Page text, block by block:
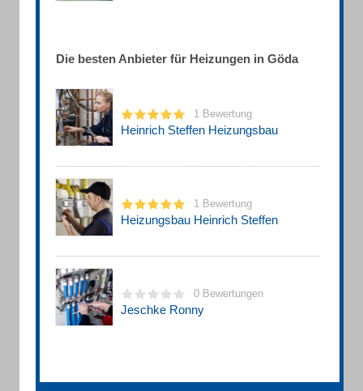
Die besten Anbieter für Heizungen in Göda
1 Bewertung
Heinrich Steffen Heizungsbau
1 Bewertung
Heizungsbau Heinrich Steffen
0 Bewertungen
Jeschke Ronny